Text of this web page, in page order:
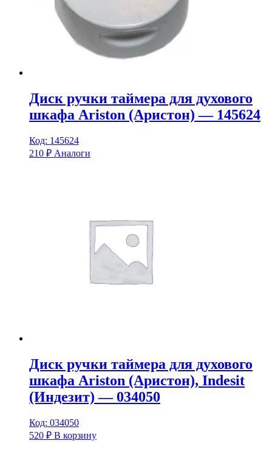
Диск ручки таймера для духового
шкафа Ariston (Аристон) — 145624
Код: 145624
210 ₽ Аналоги
Диск ручки таймера для духового
шкафа Ariston (Аристон), Indesit
(Индезит) — 034050
Код: 034050
520 ₽ В корзину